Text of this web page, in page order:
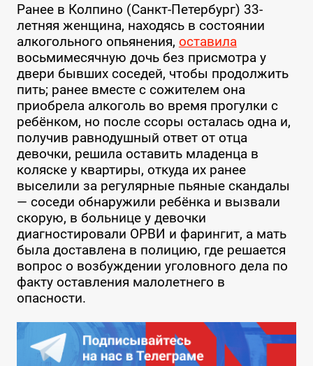
Ранее в Колпино (Санкт-Петербург) 33-
летняя женщина, находясь в состоянии
алкогольного опьянения, оставила
восьмимесячную дочь без присмотра у
двери бывших соседей, чтобы продолжить
пить; ранее вместе с сожителем она
приобрела алкоголь во время прогулки с
ребёнком, но после ссоры осталась одна и,
получив равнодушный ответ от отца
девочки, решила оставить младенца в
коляске у квартиры, откуда их ранее
выселили за регулярные пьяные скандалы
— соседи обнаружили ребёнка и вызвали
скорую, в больнице у девочки
диагностировали ОРВИ и фарингит, а мать
была доставлена в полицию, где решается
вопрос о возбуждении уголовного дела по
факту оставления малолетнего в
опасности.